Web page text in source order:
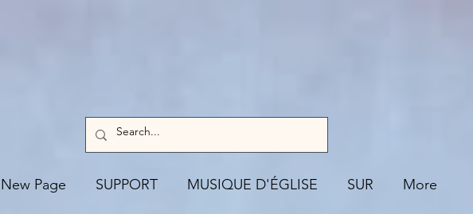
New Page SUPPORT MUSIQUE D'ÉGLISE SUR More